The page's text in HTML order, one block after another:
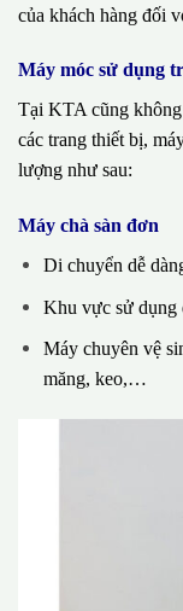
của khách hàng đối
Máy móc sử dụng
Tại KTA cũng
các trang thiết bị,
lượng như sau:
Máy chà sàn đơn
Di chuyển dễ
Khu vực sử dụng
Máy chuyên vệ
măng, keo,…